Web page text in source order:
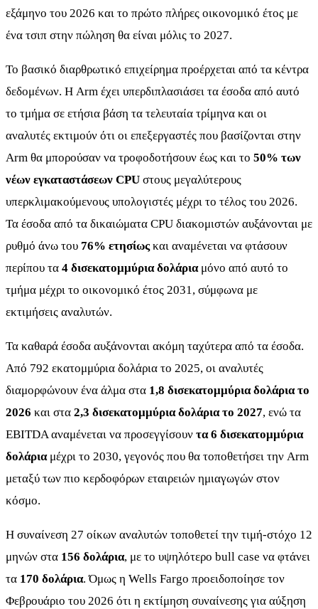
εξάμηνο του 2026 και το πρώτο πλήρες οικονομικό έτος με
ένα τσιπ στην πώληση θα είναι μόλις το 2027.
Το βασικό διαρθρωτικό επιχείρημα προέρχεται από τα κέντρα
δεδομένων. Η Arm έχει υπερδιπλασιάσει τα έσοδα από αυτό
το τμήμα σε ετήσια βάση τα τελευταία τρίμηνα και οι
αναλυτές εκτιμούν ότι οι επεξεργαστές που βασίζονται στην
Arm θα μπορούσαν να τροφοδοτήσουν έως και το 50% των
νέων εγκαταστάσεων CPU στους μεγαλύτερους
υπερκλιμακούμενους υπολογιστές μέχρι το τέλος του 2026.
Τα έσοδα από τα δικαιώματα CPU διακομιστών αυξάνονται με
ρυθμό άνω του 76% ετησίωςκαι αναμένεται να φτάσουν
περίπου τα 4 δισεκατομμύρια δολάριαμόνο από αυτό το
τμήμα μέχρι το οικονομικό έτος 2031, σύμφωνα με
εκτιμήσεις αναλυτών.
Τα καθαρά έσοδα αυξάνονται ακόμη ταχύτερα από τα έσοδα.
Από 792 εκατομμύρια δολάρια το 2025, οι αναλυτές
διαμορφώνουν ένα άλμα στα 1,8 δισεκατομμύρια δολάρια το
2026 και στα 2,3 δισεκατομμύρια δολάρια το 2027, ενώ τα
EBITDA αναμένεται να προσεγγίσουν τα 6 δισεκατομμύρια
δολάριαμέχρι το 2030, γεγονός που θα τοποθετήσει την Arm
μεταξύ των πιο κερδοφόρων εταιρειών ημιαγωγών στον
κόσμο.
Η συναίνεση 27 οίκων αναλυτών τοποθετεί την τιμή-στόχο 12
μηνών στα 156 δολάρια, με το υψηλότερο bull case να φτάνει
τα 170 δολάρια. Όμως η Wells Fargo προειδοποίησε τον
Φεβρουάριο του 2026 ότι η εκτίμηση συναίνεσης για αύξηση